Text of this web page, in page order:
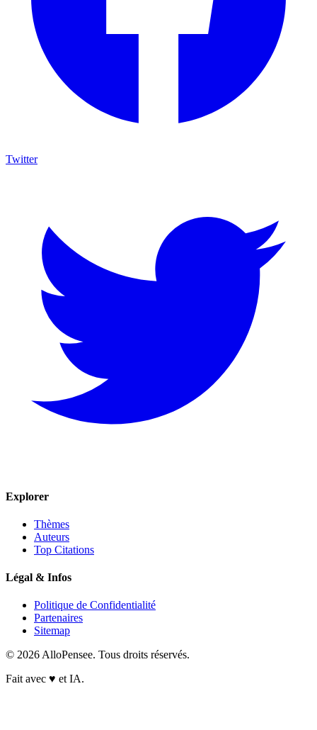
Twitter
Explorer
Thèmes
Auteurs
Top Citations
Légal & Infos
Politique de Confidentialité
Partenaires
Sitemap
© 2026 AlloPensee. Tous droits réservés.
Fait avec ♥ et IA.